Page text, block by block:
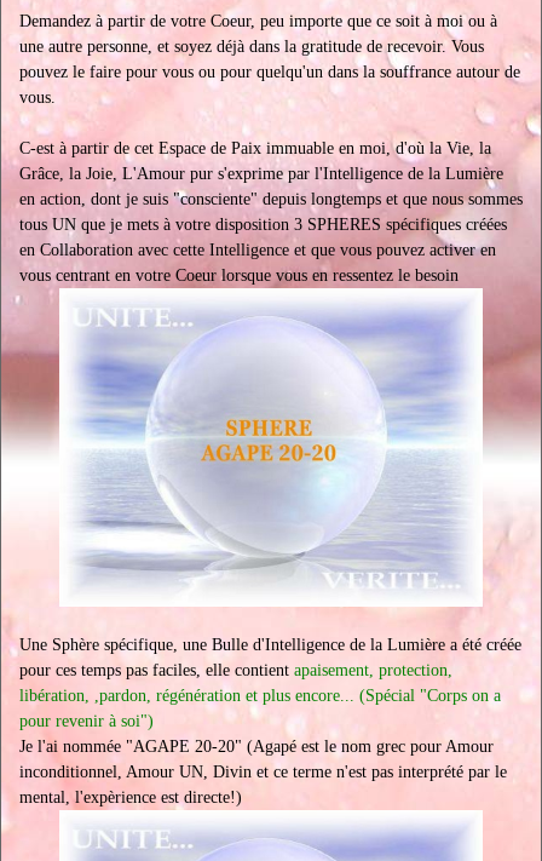
Demandez à partir de votre Coeur, peu importe que ce soit à moi ou à
une autre personne, et soyez déjà dans la gratitude de recevoir. Vous
pouvez le faire pour vous ou pour quelqu'un dans la souffrance autour de
vous.
C-est à partir de cet Espace de Paix immuable en moi, d'où la Vie, la
Grâce, la Joie, L'Amour pur s'exprime par l'Intelligence de la Lumière
en action, dont je suis "consciente" depuis longtemps et que nous sommes
tous UN que je mets à votre disposition 3 SPHERES spécifiques créées
en Collaboration avec cette Intelligence et que vous pouvez activer en
vous centrant en votre Coeur lorsque vous en ressentez le besoin
Une Sphère spécifique, une Bulle d'Intelligence de la Lumière a été créée
pour ces temps pas faciles, elle contient apaisement, protection,
libération, ,pardon, régénération et plus encore... (Spécial "Corps on a
pour revenir à soi")
Je l'ai nommée "AGAPE 20-20" (Agapé est le nom grec pour Amour
inconditionnel, Amour UN, Divin et ce terme n'est pas interprété par le
mental, l'expèrience est directe!)